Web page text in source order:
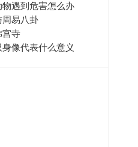
遇到危害怎么办
易八卦
宫寺
像代表什么意义